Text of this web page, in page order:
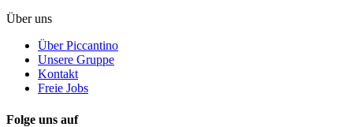
Über uns
Über Piccantino
Unsere Gruppe
Kontakt
Freie Jobs
Folge uns auf